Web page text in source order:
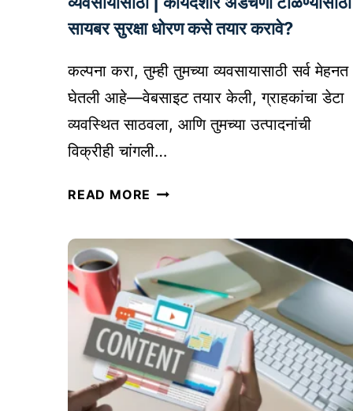
तु
म
व्य
व
सा
या
ए
क
प्र
भा
वी
सा
ध
सायबर सुरक्षा धोरण कसे तयार करावे?
कल्पना करा, तुम्ही तुमच्या व्यवसायासाठी सर्व मेहनत
घेतली आहे—वेबसाइट तयार केली, ग्राहकांचा डेटा
व्यवस्थित साठवला, आणि तुमच्या उत्पादनांची
विक्रीही चांगली…
READ MORE C
R
S
E
C
U
R
I